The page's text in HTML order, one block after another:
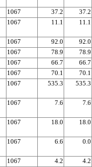
1067 37.2
37.2
1067 11.1 11.1
1067 92.0
92.0
1067 78.9
78.9
1067 66.7
66.7
1067 70.1
70.1
1067 535.3 535.3
1067 7.6 7.6
1067 18.0 18.0
1067 6.6 0.0
1067 4.2
4.2